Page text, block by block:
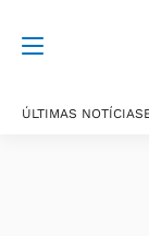
ÚLTIMAS NOTÍCIAS